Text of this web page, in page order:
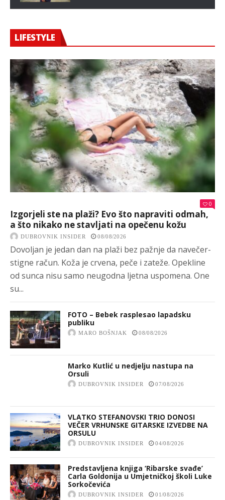
LIFESTYLE
0
Izgorjeli ste na plaži? Evo što napraviti odmah,
a što nikako ne stavljati na opečenu kožu
DUBROVNIK INSIDER 08/08/2026
Dovoljan je jedan dan na plaži bez pažnje da navečer-
stigne račun. Koža je crvena, peče i zateže. Opekline
od sunca nisu samo neugodna ljetna uspomena. One
su...
FOTO – Bebek rasplesao lapadsku
publiku
MARO BOŠNJAK 08/08/2026
Marko Kutlić u nedjelju nastupa na
Orsuli
DUBROVNIK INSIDER 07/08/2026
VLATKO STEFANOVSKI TRIO DONOSI
VEČER VRHUNSKE GITARSKE IZVEDBE NA
ORSULU
DUBROVNIK INSIDER 04/08/2026
Predstavljena knjiga ‘Ribarske svađe’
Carla Goldonija u Umjetničkoj školi Luke
Sorkočevića
DUBROVNIK INSIDER 01/08/2026